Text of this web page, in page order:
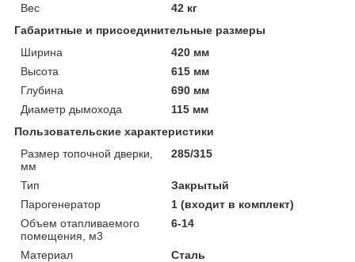
Вес
42 кг
Габаритные и присоединительные размеры
Ширина
420 мм
Высота
615 мм
Глубина
690 мм
Диаметр дымохода
115 мм
Пользовательские характеристики
Размер топочной дверки,
мм
285/315
Тип
Закрытый
Парогенератор
1 (входит в комплект)
Объем отапливаемого
помещения, м3
6-14
Материал
Сталь